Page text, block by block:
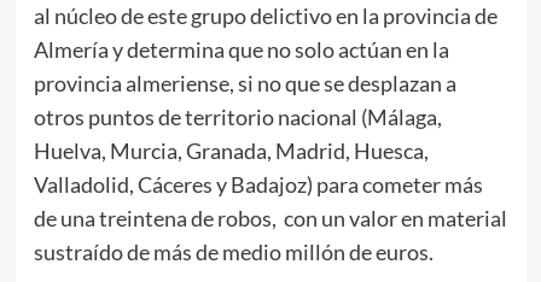
al núcleo de este grupo delictivo en la provincia de
Almería y determina que no solo actúan en la
provincia almeriense, si no que se desplazan a
otros puntos de territorio nacional (Málaga,
Huelva, Murcia, Granada, Madrid, Huesca,
Valladolid, Cáceres y Badajoz) para cometer más
de una treintena de robos, con un valor en material
sustraído de más de medio millón de euros.